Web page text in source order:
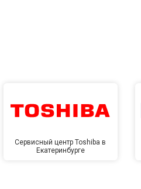
Сервисный центр Toshiba в
Екатеринбурге